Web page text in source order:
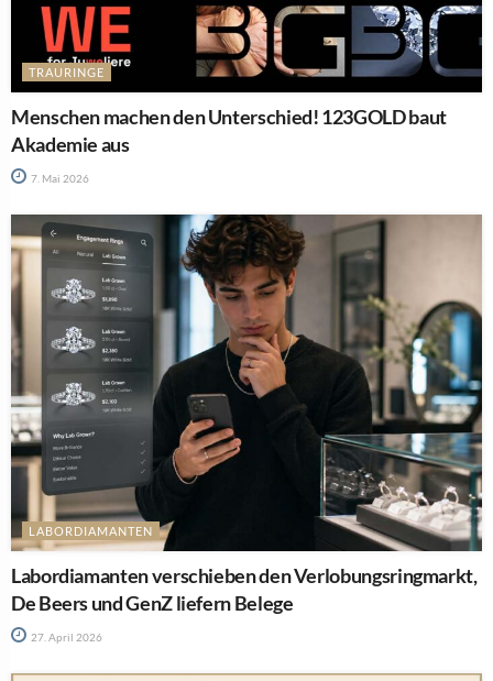
TRAURINGE
Menschen machen den Unterschied! 123GOLD baut
Akademie aus
7. Mai 2026
LABORDIAMANTEN
Labordiamanten verschieben den Verlobungsringmarkt,
De Beers und GenZ liefern Belege
27. April 2026